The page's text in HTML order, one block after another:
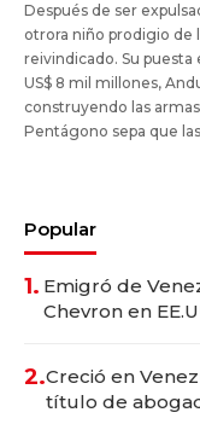
Después de ser
otrora niño prodigio de
reivindicado. Su
US$ 8 mil millones,
construyendo las
Pentágono sepa que
Popular
1. Emigró de
Chevron en
2.Creció en
título de